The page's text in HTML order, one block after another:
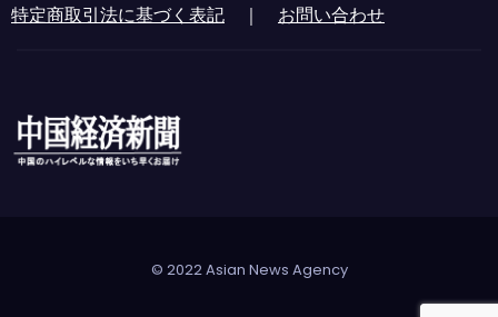
特定商取引法に基づく表記 ｜ お問い合わせ
© 2022 Asian News Agency